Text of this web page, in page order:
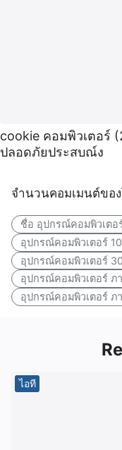
cookie คอมพิวเตอร์
ปลอดภัยประสบณ์ง
จำนวนคอมเมนต์ขอ
ชื่อ อุปกรณ์คอมพิวเตอ
อุปกรณ์คอมพิวเตอร์
อุปกรณ์คอมพิวเตอร์
อุปกรณ์คอมพิวเตอร์ ภ
อุปกรณ์คอมพิวเตอร์ ภ
ไอที